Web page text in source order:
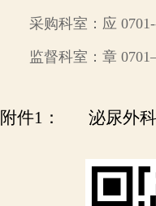
采购科室： 应 0701-
监督科室： 章
附件1： 泌尿外科